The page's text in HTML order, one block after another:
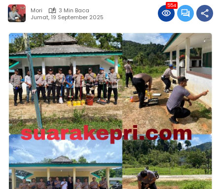
Mori
3 Min Baca
Jumat, 19 September 2025
554